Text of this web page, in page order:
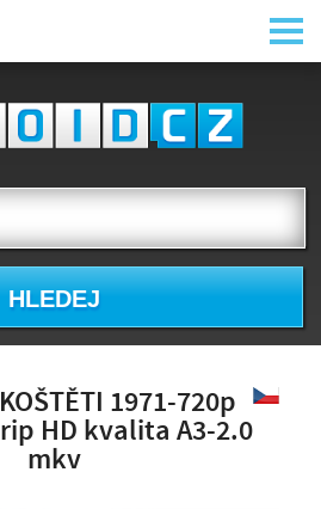
HLEDEJ
1971-720p
HD kvalita A3-2.0
mkv